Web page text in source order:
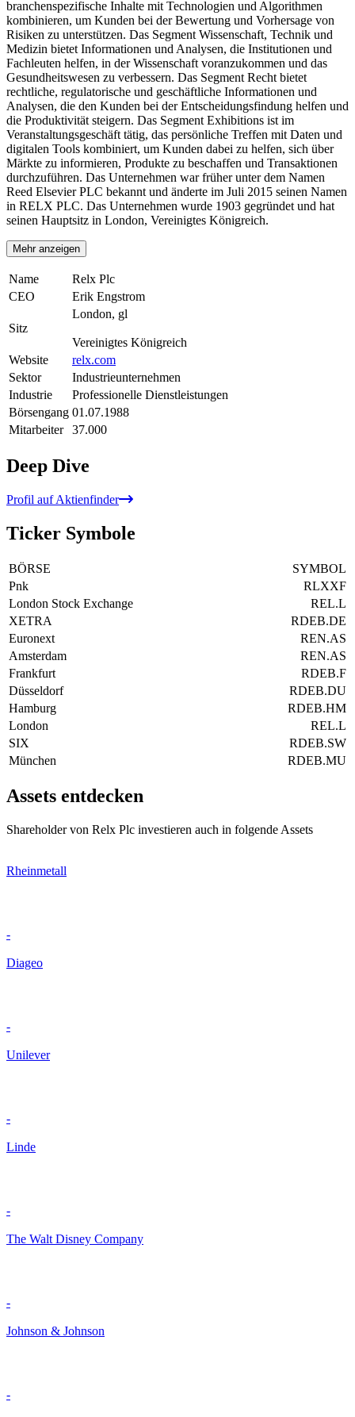
branchenspezifische Inhalte mit Technologien und Algorithmen
kombinieren, um Kunden bei der Bewertung und Vorhersage von
Risiken zu unterstützen. Das Segment Wissenschaft, Technik und
Medizin bietet Informationen und Analysen, die Institutionen und
Fachleuten helfen, in der Wissenschaft voranzukommen und das
Gesundheitswesen zu verbessern. Das Segment Recht bietet
rechtliche, regulatorische und geschäftliche Informationen und
Analysen, die den Kunden bei der Entscheidungsfindung helfen und
die Produktivität steigern. Das Segment Exhibitions ist im
Veranstaltungsgeschäft tätig, das persönliche Treffen mit Daten und
digitalen Tools kombiniert, um Kunden dabei zu helfen, sich über
Märkte zu informieren, Produkte zu beschaffen und Transaktionen
durchzuführen. Das Unternehmen war früher unter dem Namen
Reed Elsevier PLC bekannt und änderte im Juli 2015 seinen Namen
in RELX PLC. Das Unternehmen wurde 1903 gegründet und hat
seinen Hauptsitz in London, Vereinigtes Königreich.
Mehr anzeigen
Name
Relx Plc
CEO
Erik Engstrom
Sitz
London, gl
Vereinigtes Königreich
Website
relx.com
Sektor
Industrieunternehmen
Industrie
Professionelle Dienstleistungen
Börsengang 01.07.1988
Mitarbeiter
37.000
Deep Dive
Profil auf Aktienfinder
Ticker Symbole
BÖRSE
SYMBOL
Pnk
RLXXF
London Stock Exchange
REL.L
XETRA
RDEB.DE
Euronext
REN.AS
Amsterdam
REN.AS
Frankfurt
RDEB.F
Düsseldorf
RDEB.DU
Hamburg
RDEB.HM
London
REL.L
SIX
RDEB.SW
München
RDEB.MU
Assets entdecken
Shareholder von Relx Plc investieren auch in folgende Assets
Rheinmetall
-
Diageo
-
Unilever
-
Linde
-
The Walt Disney Company
-
Johnson & Johnson
-